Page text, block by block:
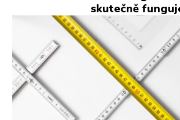
skutečně